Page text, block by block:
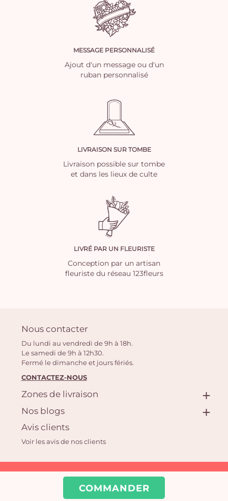
COMMANDER
MESSAGE PERSONNALISÉ
Ajout d'un message ou d'un
ruban personnalisé
LIVRAISON SUR TOMBE
Livraison possible sur tombe
et dans les lieux de culte
LIVRÉ PAR UN FLEURISTE
Conception par un artisan
fleuriste du réseau 123fleurs
Nous contacter
Du lundi au vendredi de 9h à 18h.
Le samedi de 9h à 12h30.
Fermé le dimanche et jours fériés.
CONTACTEZ-NOUS
Zones de livraison
Nos blogs
Avis clients
Voir les avis de nos clients
Aquarelle.com SAS
39 rue Anatole France, 92300 Levallois-Perret | Fleuriste en ligne